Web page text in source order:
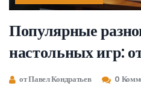
Популярные
настольных игр:
новинок
от Павел Кондратьев 0